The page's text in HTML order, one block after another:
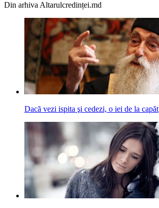
Din arhiva Altarulcredinței.md
Dacă vezi ispita şi cedezi, o iei de la capăt